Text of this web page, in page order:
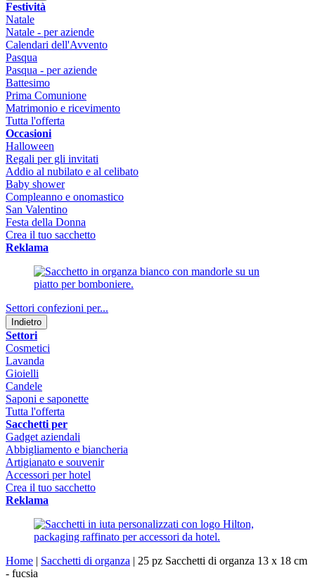
Festività
Natale
Natale - per aziende
Calendari dell'Avvento
Pasqua
Pasqua - per aziende
Battesimo
Prima Comunione
Matrimonio e ricevimento
Tutta l'offerta
Occasioni
Halloween
Regali per gli invitati
Addio al nubilato e al celibato
Baby shower
Compleanno e onomastico
San Valentino
Festa della Donna
Crea il tuo sacchetto
Reklama
Settori confezioni per...
Indietro
Settori
Cosmetici
Lavanda
Gioielli
Candele
Saponi e saponette
Tutta l'offerta
Sacchetti per
Gadget aziendali
Abbigliamento e biancheria
Artigianato e souvenir
Accessori per hotel
Crea il tuo sacchetto
Reklama
Home | Sacchetti di organza | 25 pz Sacchetti di organza 13 x 18 cm
- fucsia